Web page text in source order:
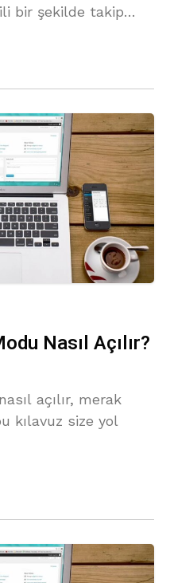
bir şekilde takip
Nasıl Açılır?
açılır, merak
kılavuz size yol